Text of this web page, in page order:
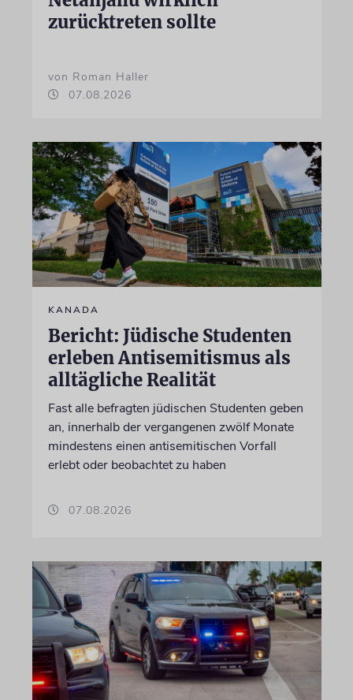
zurücktreten sollte
von Roman Haller
07.08.2026
KANADA
Bericht: Jüdische Studenten
erleben Antisemitismus als
alltägliche Realität
Fast alle befragten jüdischen Studenten geben
an, innerhalb der vergangenen zwölf Monate
mindestens einen antisemitischen Vorfall
erlebt oder beobachtet zu haben
07.08.2026